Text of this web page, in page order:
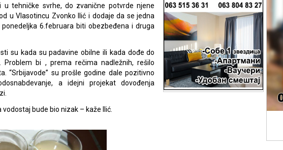
tehničke svrhe, do zvanične potvrde njene
u Vlasotincu Zvonko Ilić i dodaje da se jedna
6.februara biti obezbeđena i druga
su kada su padavine obilne ili kada dođe do
bi , prema rečima nadležnih, rešilo
“Srbijavode” su prošle godine dale pozitivno
a idejni projekat dovođenja
bude bio nizak – kaže Ilić.